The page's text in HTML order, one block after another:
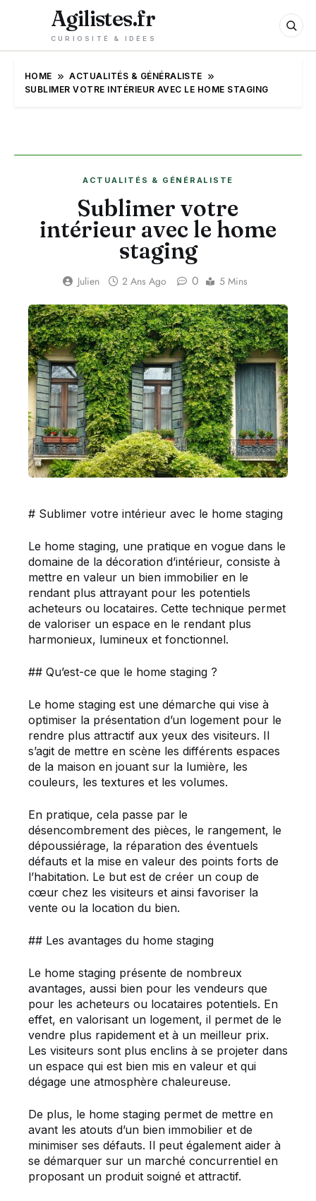
Agilistes.fr
CURIOSITÉ & IDÉES
HOME
ACTUALITÉS & GÉNÉRALISTE
SUBLIMER VOTRE INTÉRIEUR AVEC LE HOME STAGING
ACTUALITÉS & GÉNÉRALISTE
Sublimer votre
intérieur avec le home
staging
Julien 2 Ans Ago 0 5 Mins
# Sublimer votre intérieur avec le home staging
Le home staging, une pratique en vogue dans le
domaine de la décoration d’intérieur, consiste à
mettre en valeur un bien immobilier en le
rendant plus attrayant pour les potentiels
acheteurs ou locataires. Cette technique permet
de valoriser un espace en le rendant plus
harmonieux, lumineux et fonctionnel.
## Qu’est-ce que le home staging ?
Le home staging est une démarche qui vise à
optimiser la présentation d’un logement pour le
rendre plus attractif aux yeux des visiteurs. Il
s’agit de mettre en scène les différents espaces
de la maison en jouant sur la lumière, les
couleurs, les textures et les volumes.
En pratique, cela passe par le
désencombrement des pièces, le rangement, le
dépoussiérage, la réparation des éventuels
défauts et la mise en valeur des points forts de
l’habitation. Le but est de créer un coup de
cœur chez les visiteurs et ainsi favoriser la
vente ou la location du bien.
## Les avantages du home staging
Le home staging présente de nombreux
avantages, aussi bien pour les vendeurs que
pour les acheteurs ou locataires potentiels. En
effet, en valorisant un logement, il permet de le
vendre plus rapidement et à un meilleur prix.
Les visiteurs sont plus enclins à se projeter dans
un espace qui est bien mis en valeur et qui
dégage une atmosphère chaleureuse.
De plus, le home staging permet de mettre en
avant les atouts d’un bien immobilier et de
minimiser ses défauts. Il peut également aider à
se démarquer sur un marché concurrentiel en
proposant un produit soigné et attractif.